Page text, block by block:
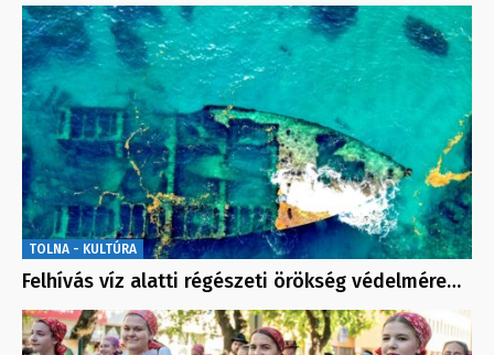
TOLNA - KULTÚRA
Felhívás víz alatti régészeti örökség védelmére…